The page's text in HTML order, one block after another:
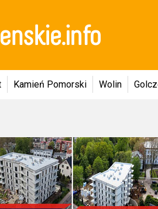
Kamień Pomorski Wolin